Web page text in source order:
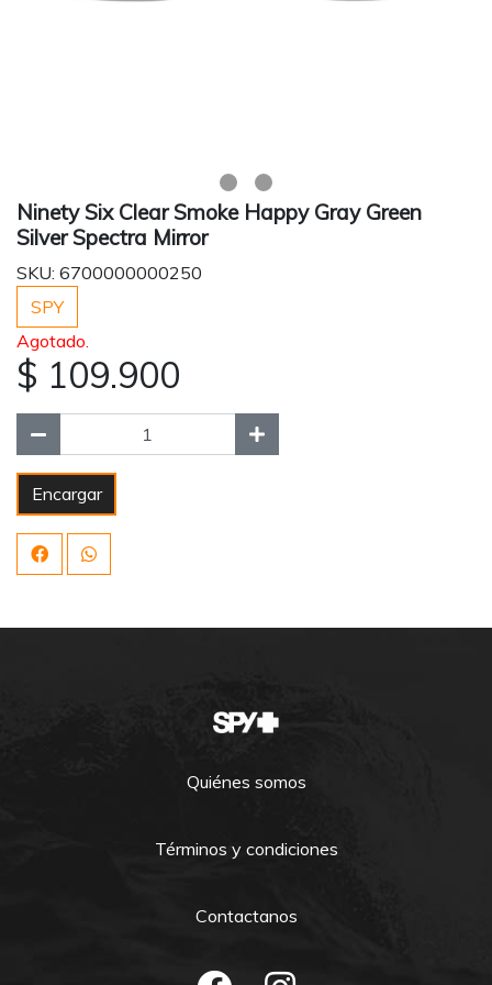
Ninety Six Clear Smoke Happy Gray Green
Silver Spectra Mirror
SKU: 6700000000250
SPY
Agotado.
$ 109.900
Encargar
Quiénes somos
Términos y condiciones
Contactanos